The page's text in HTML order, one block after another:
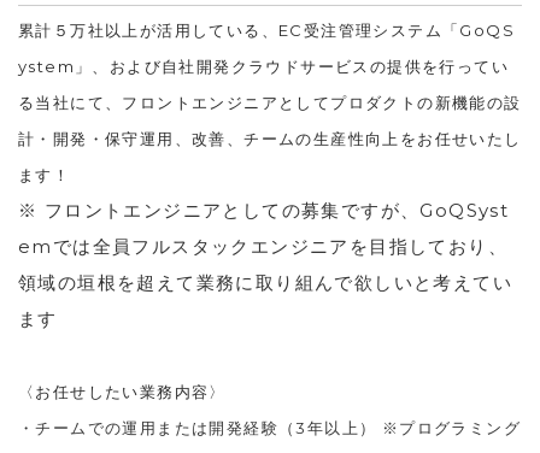
累計５万社以上が活用している、EC受注管理システム「GoQS
ystem」、および自社開発クラウドサービスの提供を行ってい
る当社にて、フロントエンジニアとしてプロダクトの新機能の設
計・開発・保守運用、改善、チームの生産性向上をお任せいたし
ます！
※ フロントエンジニアとしての募集ですが、GoQSyst
emでは全員フルスタックエンジニアを目指しており、
領域の垣根を超えて業務に取り組んで欲しいと考えてい
ます
〈お任せしたい業務内容〉
・チームでの運用または開発経験（3年以上） ※プログラミング